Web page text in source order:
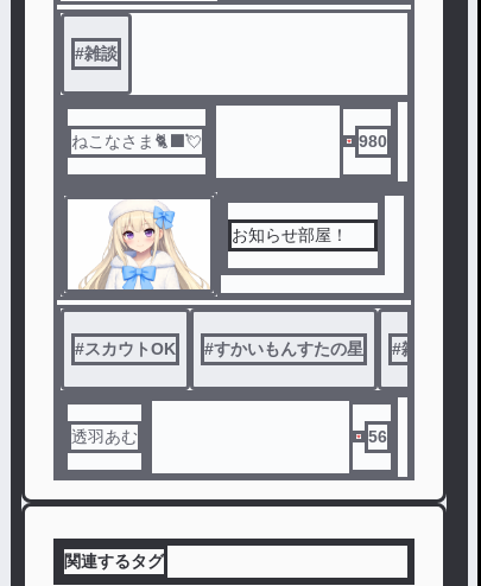
#雑談
ねこなさま🐈‍⬛💘 980
お知らせ部屋！
#スカウトOK #すかいもんすたの星 #雑談
透羽あむ 56
関連するタグ